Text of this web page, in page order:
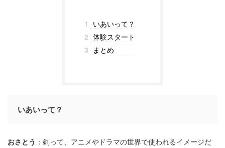
1
いあいって？
2 体験スタート
3 まとめ
いあいって？
おさとう ：剣って、アニメやドラマの世界で使われるイメージだ